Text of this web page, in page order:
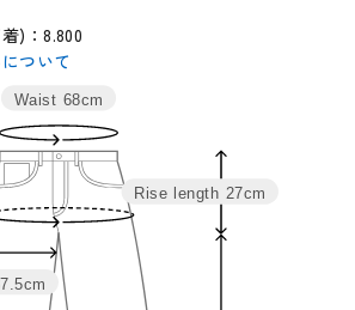
)：8.800
ついて
わた
り
裾
幅
下
37.5 27 65
92
39.5 67
Rise length 27cm
Waist 68cm